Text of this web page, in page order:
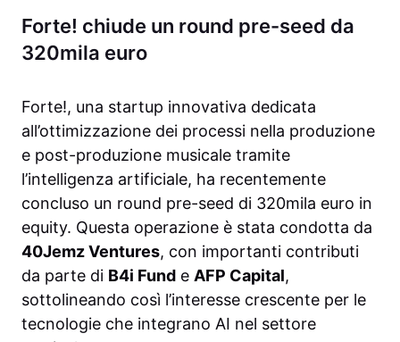
Forte! chiude un round pre-seed da
320mila euro
Forte!, una startup innovativa dedicata
all’ottimizzazione dei processi nella produzione
e post-produzione musicale tramite
l’intelligenza artificiale, ha recentemente
concluso un round pre-seed di 320mila euro in
equity. Questa operazione è stata condotta da
40Jemz Ventures, con importanti contributi
da parte di B4i Fund e AFP Capital,
sottolineando così l’interesse crescente per le
tecnologie che integrano AI nel settore